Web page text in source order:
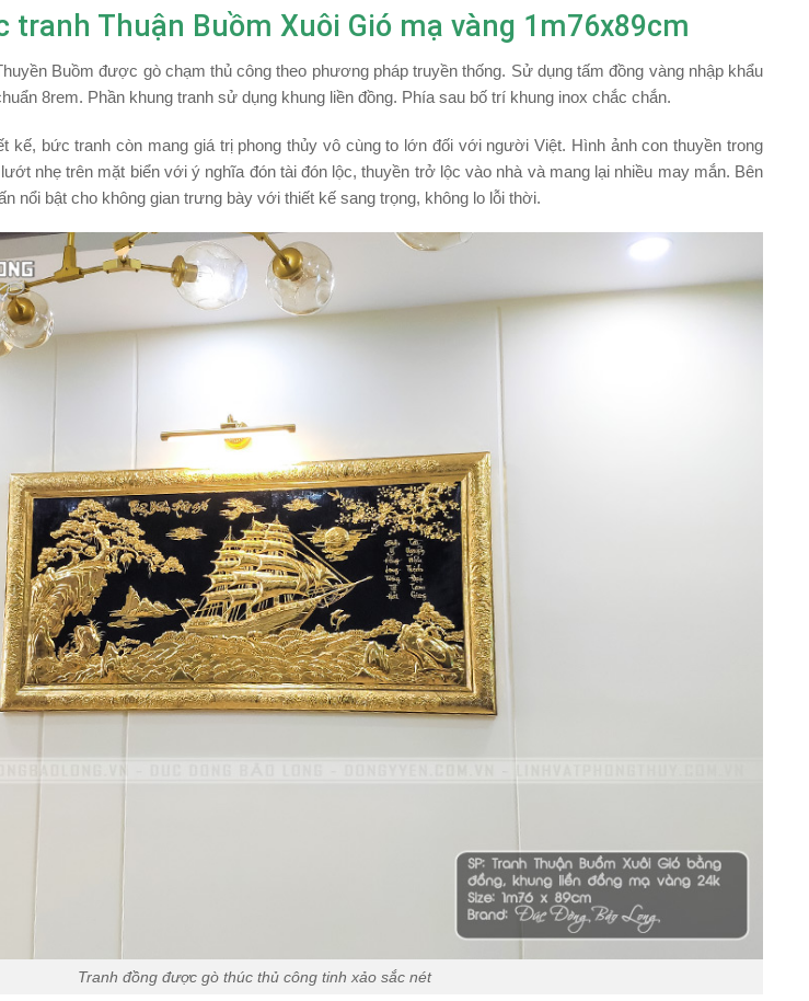
tranh Thuận Buồm Xuôi Gió mạ vàng 1m76x89cm
Buồm được gò chạm thủ công theo phương pháp truyền thống. Sử dụng tấm đồng vàng nhập khẩu
8rem. Phần khung tranh sử dụng khung liền đồng. Phía sau bố trí khung inox chắc chắn.
kế, bức tranh còn mang giá trị phong thủy vô cùng to lớn đối với người Việt. Hình ảnh con thuyền trong
nhẹ trên mặt biển với ý nghĩa đón tài đón lộc, thuyền trở lộc vào nhà và mang lại nhiều may mắn. Bên
nổi bật cho không gian trưng bày với thiết kế sang trọng, không lo lỗi thời.
Tranh đồng được gò thúc thủ công tinh xảo sắc nét